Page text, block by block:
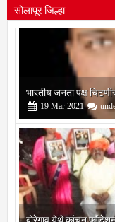
सोलापूर जिल्हा
बोरेगाव येथे कांचन
13 Mar 2021